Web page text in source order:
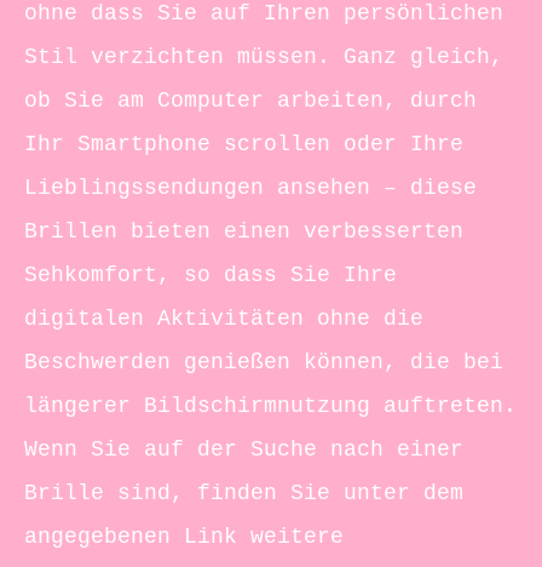
ohne dass Sie auf Ihren persönlichen
Stil verzichten müssen. Ganz gleich,
ob Sie am Computer arbeiten, durch
Ihr Smartphone scrollen oder Ihre
Lieblingssendungen ansehen – diese
Brillen bieten einen verbesserten
Sehkomfort, so dass Sie Ihre
digitalen Aktivitäten ohne die
Beschwerden genießen können, die bei
längerer Bildschirmnutzung auftreten.
Wenn Sie auf der Suche nach einer
Brille sind, finden Sie unter dem
angegebenen Link weitere